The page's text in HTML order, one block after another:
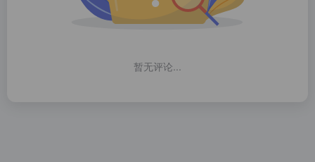
暂无评论...